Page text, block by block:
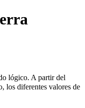
lógico. A partir del
los diferentes valores de